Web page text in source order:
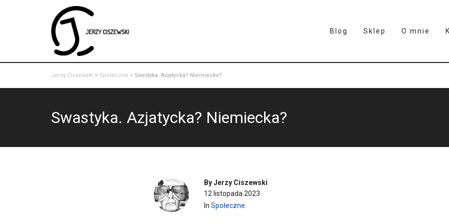
Blog Sklep O mnie
Jerzy Ciszewski > Społeczne > Swastyka. Azjatycka? Niemiecka?
Swastyka. Azjatycka? Niemiecka?
ByJerzy Ciszewski
12 listopada 2023
In Społeczne